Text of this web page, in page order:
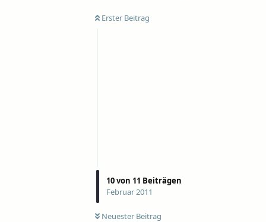
Erster Beitrag
10von 11 Beiträgen
Februar 2011
Neuester Beitrag